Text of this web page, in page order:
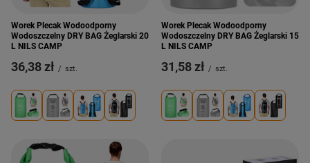
Worek Plecak Wodoodporny
Wodoszczelny DRY BAG Żeglarski 20
L NILS CAMP
36,38 zł / szt.
Worek Plecak Wodoodporny
Wodoszczelny DRY BAG Żeglarski 15
L NILS CAMP
31,58 zł / szt.